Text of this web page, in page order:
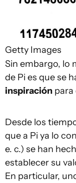
Getty Images
Sin embargo, lo
de Pi es que se
inspiración para
Desde los
que a Pi ya lo
e. c.) se han
establecer su
En particular,